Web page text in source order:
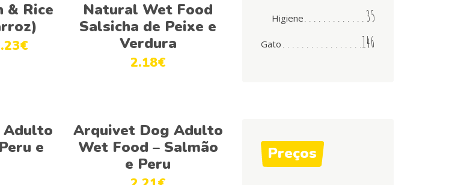
& Rice
€
Natural Wet Food
Salsicha de Peixe e
Verdura
2.18€
Adulto
e
Ver opções
Arquivet Dog Adulto
Wet Food – Salmão
e Peru
Higiene 35
Gato 146
Preços